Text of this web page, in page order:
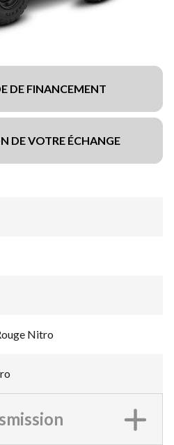
DE FINANCEMENT
DE VOTRE ÉCHANGE
Nitro